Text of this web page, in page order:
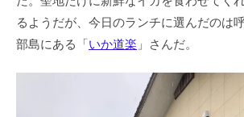
るようだが、今日のランチに選んだのは
部島にある「いか道楽 」さんだ。